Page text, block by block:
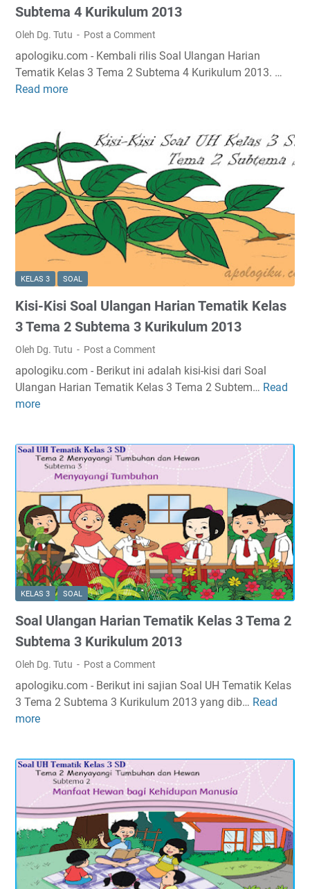
a
g
a
n
H
i
n
T
e
m
a
i
K
e
a
s
3
m
a
S
u
b
t
e
m
a
K
u
k
u
m
2
1
3
Subtema 4 Kurikulum 2013
Oleh Dg. Tutu Post a Comment
apologiku.com - Kembali rilis Soal Ulangan Harian
Tematik Kelas 3 Tema 2 Subtema 4 Kurikulum 2013. …
Read more
l
U
a
n
g
a
n
H
a
r
i
n
T
e
i
k
K
e
l
a
s
3
T
m
a
u
b
m
a
4
K
u
r
i
k
KELAS 3 SOAL
Kisi-Kisi Soal Ulangan Harian Tematik Kelas
3 Tema 2 Subtema 3 Kurikulum 2013
Oleh Dg. Tutu Post a Comment
apologiku.com - Berikut ini adalah kisi-kisi dari Soal
Ulangan Harian Tematik Kelas 3 Tema 2 Subtem… Read
more
K
-
K
s
i
S
o
a
l
U
a
g
a
n
i
n
T
e
m
KELAS 3 SOAL
Soal Ulangan Harian Tematik Kelas 3 Tema 2
Subtema 3 Kurikulum 2013
Oleh Dg. Tutu Post a Comment
apologiku.com - Berikut ini sajian Soal UH Tematik Kelas
3 Tema 2 Subtema 3 Kurikulum 2013 yang dib… Read
more
S
U
n
g
a
n